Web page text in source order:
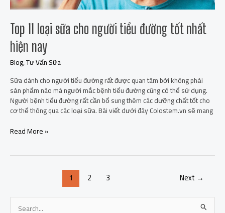
Top 11 loại sữa cho người tiểu đường tốt nhất
hiện nay
Blog,Tư Vấn Sữa
Sữa dành cho người tiểu đường rất được quan tâm bởi không phải
sản phẩm nào mà người mắc bệnh tiểu đường cũng có thể sử dụng.
Người bệnh tiểu đường rất cần bổ sung thêm các dưỡng chất tốt cho
cơ thể thông qua các loại sữa. Bài viết dưới đây Colostem.vn sẽ mang
hiện
nay
Read More »
1 2 3 Next →